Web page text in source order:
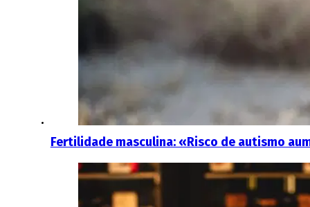
Fertilidade masculina: «Risco de autismo